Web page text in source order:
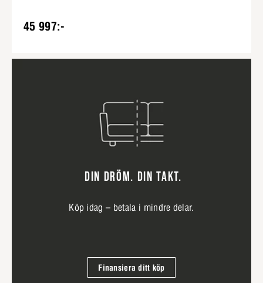
45 997:-
DIN DRÖM. DIN TAKT.
Köp idag – betala i mindre delar.
Finansiera ditt köp